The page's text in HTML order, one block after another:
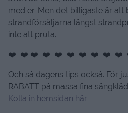
med er. Men det billigaste är att
strandförsäljarna längst
inte att pruta.
❤️ ❤️ ❤️ ❤️ ❤️ ❤️ ❤️ ❤️ ❤️ ❤️
Och så dagens tips också. För
RABATT på massa fina
Kolla in hemsidan här